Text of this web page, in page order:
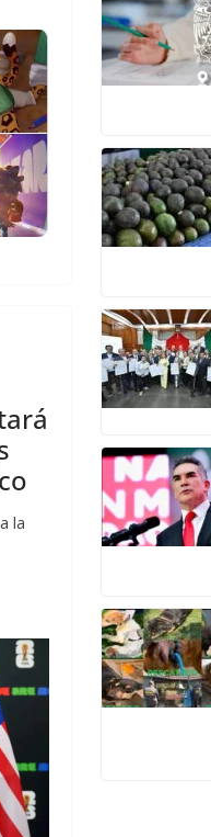
la